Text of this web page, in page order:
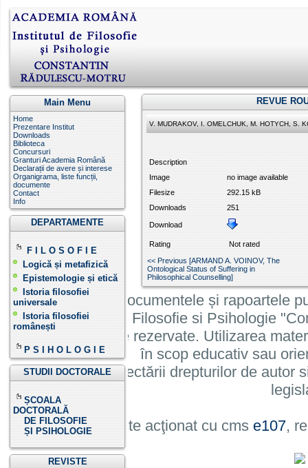
Main Menu
Home
Prezentare Institut
Downloads
Biblioteca
Concursuri
Granturi Academia Română
Declarații de avere și interese
Organigrama, liste funcții,
documente
Contact
Info
DEPARTAMENTE
F I L O S O F I E
Logică și metafizică
Epistemologie și etică
Istoria filosofiei
universale
Istoria filosofiei
românești
P S I H O L O G I E
STUDII DOCTORALE
ȘCOALA
DOCTORALĂ
DE FILOSOFIE
ȘI PSIHOLOGIE
REVISTE
REVUE
V. MUDRAKOV, I. OMELCHUK, M. HOTYCH, S.
Description
Image
no image available
Filesize
292.15 kB
Downloads
251
Download
Rating
Not rated
<< Previous [ARMAND A. VOINOV, The
Ontological Status of Suffering in
Philosophical Counselling]
Informatiile, documentele și rapoartele
Institutului de Filosofie si Psihologie
cu toate drepturile rezervate. Utilizarea
în scop educativ sau
cu condiția respectării drepturilor de autor
Site acţionat cu cms e107,